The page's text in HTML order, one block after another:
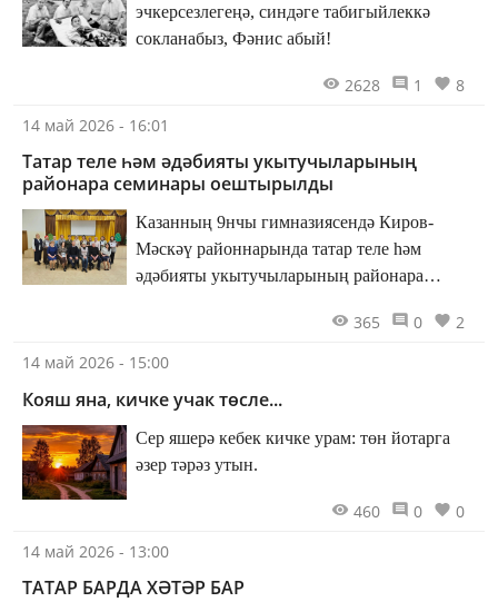
эчкерсезлегеңә, синдәге табигыйлеккә
сокланабыз, Фәнис абый!
2628 1
8
14 май 2026 - 16:01
Татар теле һәм әдәбияты укытучыларының
районара семинары оештырылды
Казанның 9нчы гимназиясендә Киров-
Мәскәү районнарында татар теле һәм
әдәбияты укытучыларының районара
365 0
2
14 май 2026 - 15:00
Кояш яна, кичке учак төсле...
Сер яшерә кебек кичке урам: төн йотарга
әзер тәрәз утын.
460 0
0
14 май 2026 - 13:00
ТАТАР БАРДА ХӘТӘР БАР